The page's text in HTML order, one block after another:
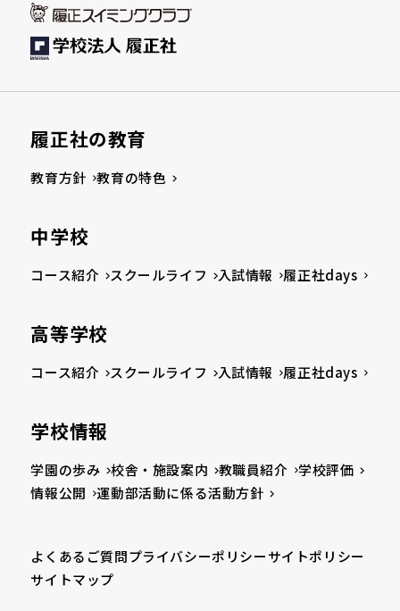
履正社の教育
教育方針 教育の特色
中学校
コース紹介 スクールライフ 入試情報 履正社days
高等学校
コース紹介 スクールライフ 入試情報 履正社days
学校情報
学園の歩み 校舎・施設案内 教職員紹介
学校評価
情報公開
運動部活動に係る活動方針
よくあるご質問プライバシーポリシーサイトポリシー
サイトマップ